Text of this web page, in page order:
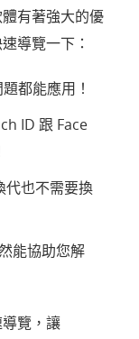
有著強大的優
導覽一下：
都能應用！
ID 跟 Face
代也不需要換
能協助您解
覽，讓